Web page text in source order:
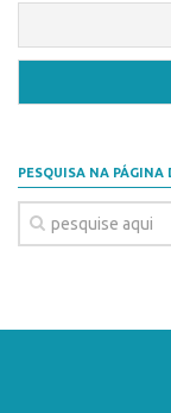
Jornada
Bolsa
Bolsa
PESQUISA NA PÁGINA